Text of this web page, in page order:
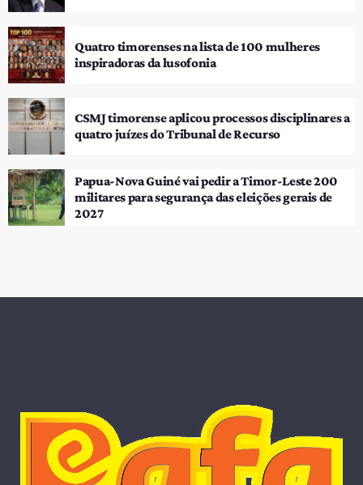
Quatro timorenses na lista de 100 mulheres
inspiradoras da lusofonia
CSMJ timorense aplicou processos disciplinares a
quatro juízes do Tribunal de Recurso
Papua-Nova Guiné vai pedir a Timor-Leste 200
militares para segurança das eleições gerais de
2027